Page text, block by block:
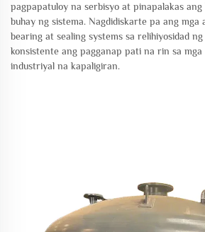
pagpapatuloy na serbisyo at pinapalakas ang
buhay ng sistema. Nagdidiskarte pa ang mga
bearing at sealing systems sa relihiyosidad
konsistente ang pagganap pati na rin sa mga
industriyal na kapaligiran.